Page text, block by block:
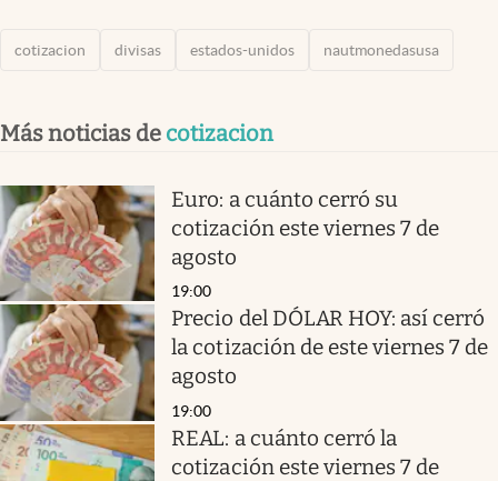
cotizacion divisas estados-unidos nautmonedasusa
Más noticias de cotizacion
Euro: a cuánto cerró su
cotización este viernes 7 de
agosto
19:00
Precio del DÓLAR HOY: así cerró
la cotización de este viernes 7 de
agosto
19:00
REAL: a cuánto cerró la
cotización este viernes 7 de